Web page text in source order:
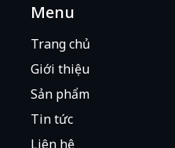
Menu
Trang chủ
Giới thiệu
Sản phẩm
Tin tức
Liên hệ